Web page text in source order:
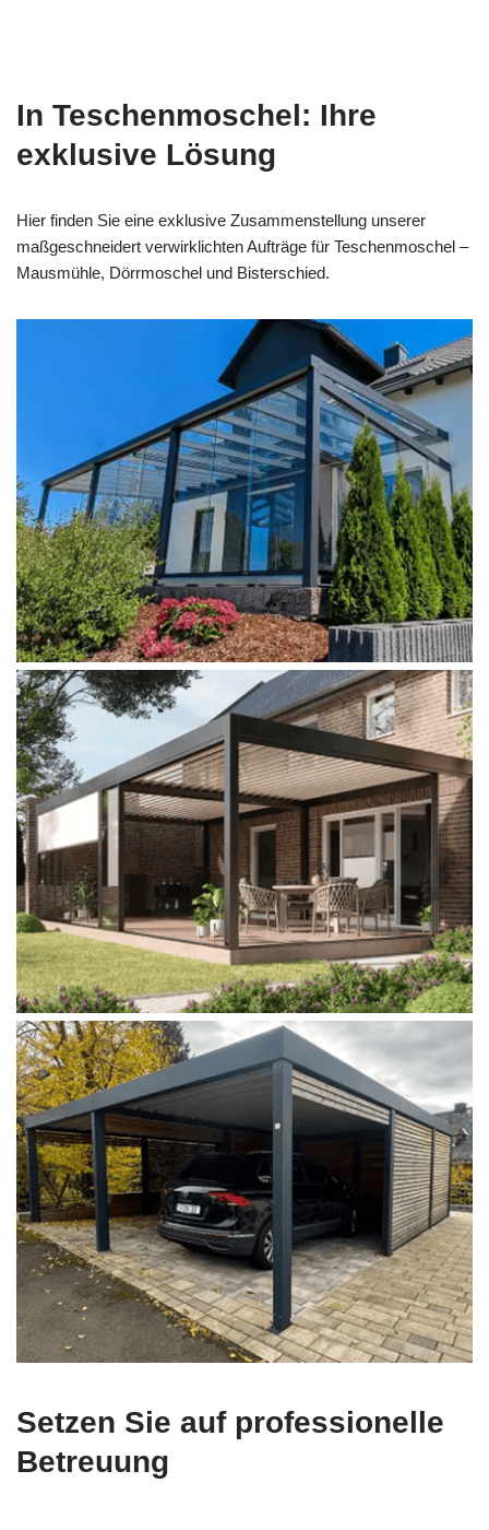
In Teschenmoschel: Ihre
exklusive Lösung
Hier finden Sie eine exklusive Zusammenstellung unserer
maßgeschneidert verwirklichten Aufträge für Teschenmoschel –
Mausmühle, Dörrmoschel und Bisterschied.
Setzen Sie auf professionelle
Betreuung